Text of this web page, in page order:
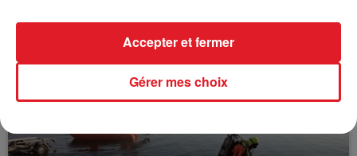
Selon les premiers éléments, le logement servait
à des prostituées
Gérer mes choix
Accepter et fermer